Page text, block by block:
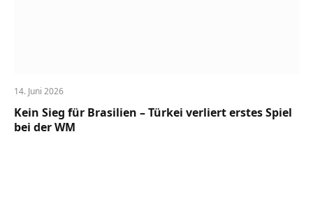
14. Juni 2026
Kein Sieg für Brasilien – Türkei verliert erstes Spiel
bei der WM